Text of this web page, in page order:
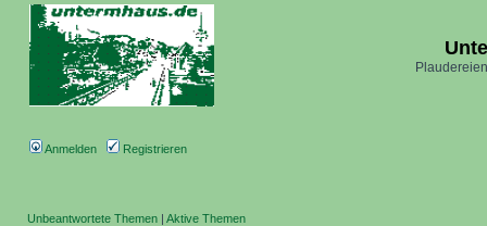
Anmelden Registrieren
Unbeantwortete Themen | Aktive Themen